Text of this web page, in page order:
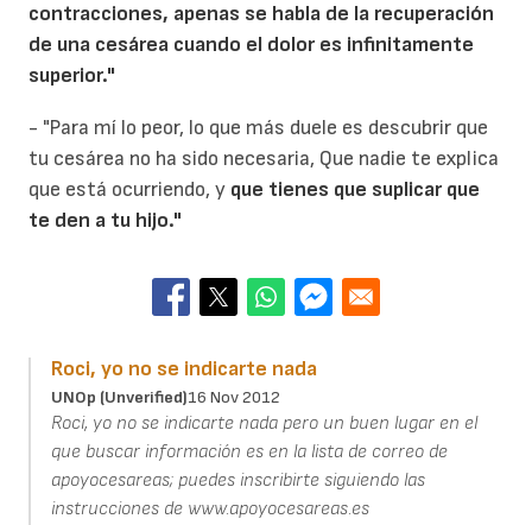
contracciones, apenas se habla de la recuperación
de una cesárea cuando el dolor es infinitamente
superior."
- "Para mí lo peor, lo que más duele es descubrir que
tu cesárea no ha sido necesaria, Que nadie te explica
que está ocurriendo, y que tienes que suplicar que
te den a tu hijo."
Roci, yo no se indicarte nada
UNOp (unverified)16 Nov 2012
Roci, yo no se indicarte nada pero un buen lugar en el
que buscar información es en la lista de correo de
apoyocesareas; puedes inscribirte siguiendo las
instrucciones de www.apoyocesareas.es